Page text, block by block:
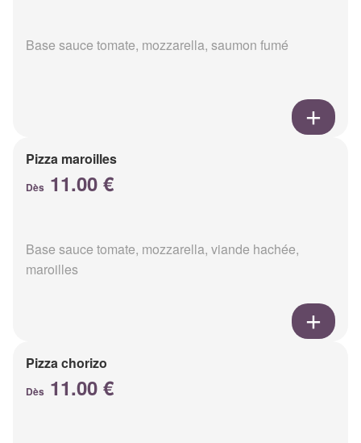
Base sauce tomate, mozzarella, saumon fumé
Pizza maroilles
Dès 11.00 €
Base sauce tomate, mozzarella, viande hachée,
maroilles
Pizza chorizo
Dès 11.00 €